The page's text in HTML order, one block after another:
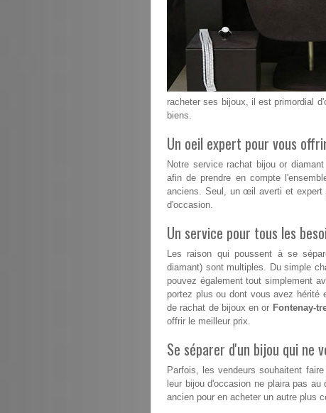
racheter ses bijoux, il est primordial
biens.
Un oeil expert pour vous
Notre service rachat bijou or diamant
afin de prendre en compte
anciens. Seul, un œil averti et expert
d'occasion.
Un service pour tous les
Les raison qui poussent à se
diamant) sont multiples. Du simple
pouvez également tout simplement
portez plus ou dont vous avez hérité
de rachat de bijoux en or Fontenay-
offrir le meilleur prix.
Se séparer d'un bijou qui ne
Parfois, les vendeurs souhaitent
leur bijou d'occasion ne plaira pas
ancien pour en acheter un autre plus